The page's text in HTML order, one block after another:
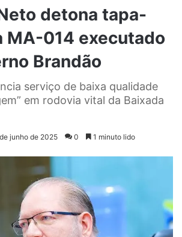
detona tapa-
MA-014 executado
Brandão
serviço de baixa qualidade
em rodovia vital da Baixada
junho de 2025 0 1 minuto lido